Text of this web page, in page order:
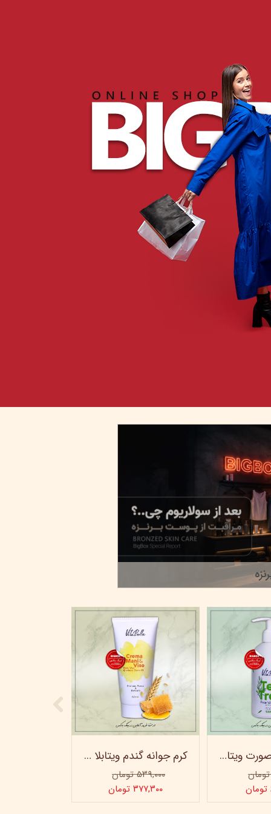
کرم جوانه گندم ویتابلا - تیوپی 60 میلی‌ لیتر
۵۳۹,۰۰۰ تومان
۳۷۷,۳۰۰ تومان
ژل شستشو صورت ویتابلا - 300 میلی لیتر